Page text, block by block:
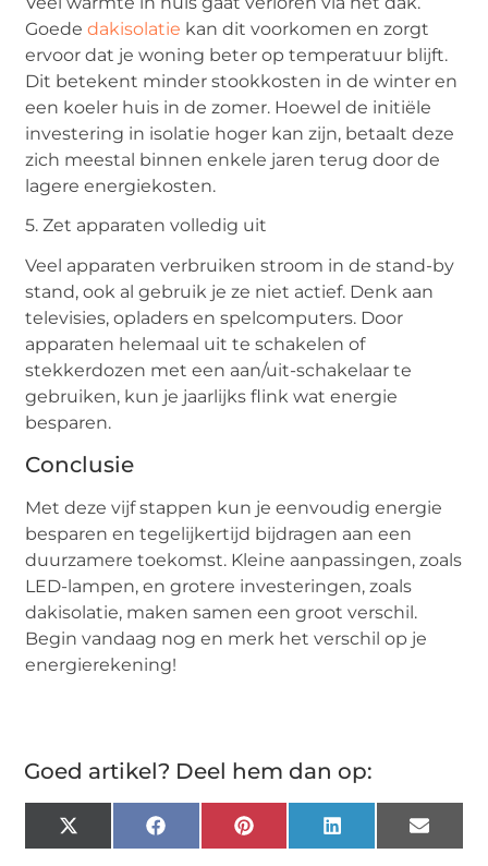
Goededakisolatie kan dit voorkomen en zorgt
ervoor dat je woning beter op temperatuur blijft.
Dit betekent minder stookkosten in de winter en
een koeler huis in de zomer. Hoewel de initiële
investering in isolatie hoger kan zijn, betaalt deze
zich meestal binnen enkele jaren terug door de
lagere energiekosten.
5. Zet apparaten volledig uit
Veel apparaten verbruiken stroom in de stand-by
stand, ook al gebruik je ze niet actief. Denk aan
televisies, opladers en spelcomputers. Door
apparaten helemaal uit te schakelen of
stekkerdozen met een aan/uit-schakelaar te
gebruiken, kun je jaarlijks flink wat energie
besparen.
Conclusie
Met deze vijf stappen kun je eenvoudig energie
besparen en tegelijkertijd bijdragen aan een
duurzamere toekomst. Kleine aanpassingen, zoals
LED-lampen, en grotere investeringen, zoals
dakisolatie, maken samen een groot verschil.
Begin vandaag nog en merk het verschil op je
energierekening!
Goed artikel? Deel hem dan op:
X
(Twitter)
FacebookPinterest LinkedIn Email